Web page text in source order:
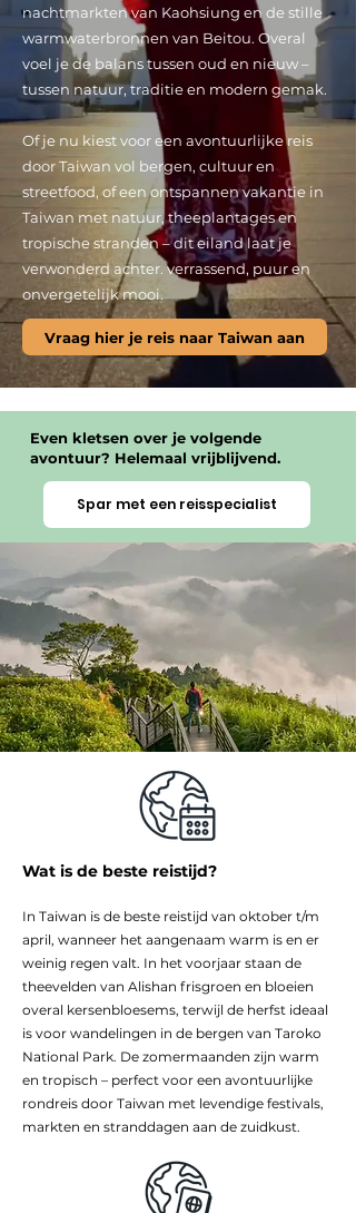
nachtmarkten van Kaohsiung en de stille
warmwaterbronnen van Beitou. Overal
voel je de balans tussen oud en nieuw –
tussen natuur, traditie en modern gemak.
Of je nu kiest voor een avontuurlijke reis
door Taiwan vol bergen, cultuur en
streetfood, of een ontspannen vakantie in
Taiwan met natuur, theeplantages en
tropische stranden – dit eiland laat je
verwonderd achter. verrassend, puur en
onvergetelijk mooi.
Vraag hier je reis naar Taiwan aan
Even kletsen over je volgende
avontuur? Helemaal vrijblijvend.
Spar met een reisspecialist
Wat is de beste reistijd?
In Taiwan is de beste reistijd van oktober t/m
april, wanneer het aangenaam warm is en er
weinig regen valt. In het voorjaar staan de
theevelden van Alishan frisgroen en bloeien
overal kersenbloesems, terwijl de herfst ideaal
is voor wandelingen in de bergen van Taroko
National Park. De zomermaanden zijn warm
en tropisch – perfect voor een avontuurlijke
rondreis door Taiwan met levendige festivals,
markten en stranddagen aan de zuidkust.